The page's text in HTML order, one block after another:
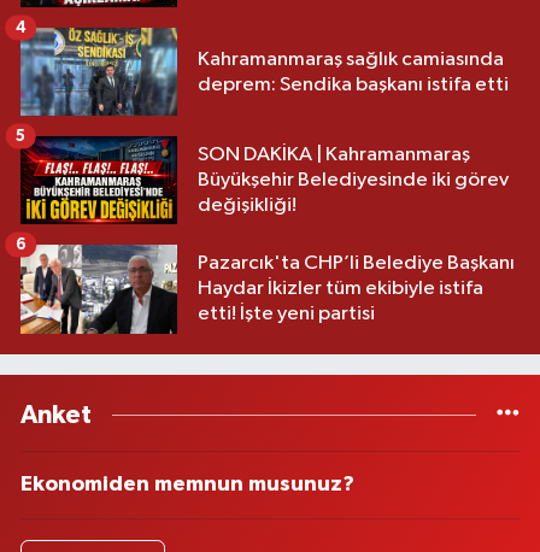
Kahramanmaraş sağlık camiasında
deprem: Sendika başkanı istifa etti
4
SON DAKİKA | Kahramanmaraş
Büyükşehir Belediyesinde iki görev
değişikliği!
5
Pazarcık'ta CHP’li Belediye Başkanı
Haydar İkizler tüm ekibiyle istifa
etti! İşte yeni partisi
6
Anket
Ekonomiden memnun musunuz?